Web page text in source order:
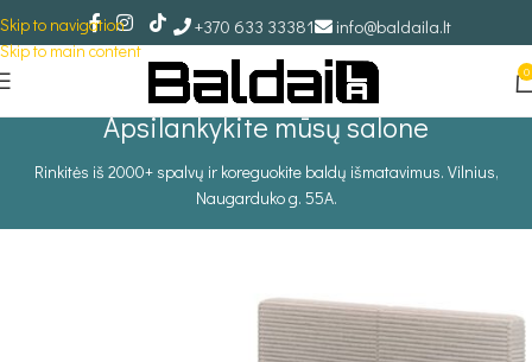
Skip to navigation
Skip to main content
+370 633 33381 info@baldaila.lt
0
Apsilankykite mūsų salone
Rinkitės iš 2000+ spalvų ir koreguokite baldų išmatavimus. Vilnius,
Naugarduko g. 55A.